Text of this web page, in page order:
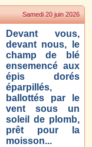
Samedi 20 juin 2026
Devant vous,
devant nous, le
champ de blé
ensemencé aux
épis dorés
éparpillés,
ballottés par le
vent sous un
soleil de plomb,
prêt pour la
moisson...